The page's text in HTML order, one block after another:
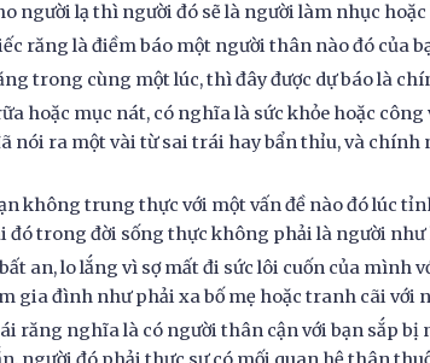
người lạ thì người đó sẽ là người làm nhục hoặc
răng là điềm báo một người thân nào đó của
trong cùng một lúc, thì đây được dự báo là
hoặc mục nát, có nghĩa là sức khỏe hoặc
nói ra một vài từ sai trái hay bẩn thỉu, và chính
không trung thực với một vấn đề nào đó lúc
đó trong đời sống thực không phải là người như
an, lo lắng vì sợ mất đi sức lôi cuốn của mình
gia đình như phải xa bố mẹ hoặc tranh cãi với
răng nghĩa là có người thân cận với bạn sắp bị